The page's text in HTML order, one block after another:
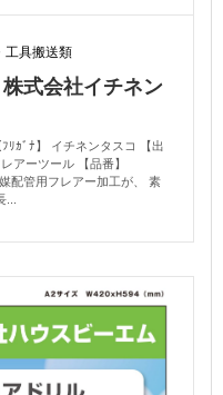
工具搬送類
株式会社イチネン
ﾘｶﾞﾅ】 イチネンタスコ 【出
アーツール 【品番】
配管用フレアー加工が、 素